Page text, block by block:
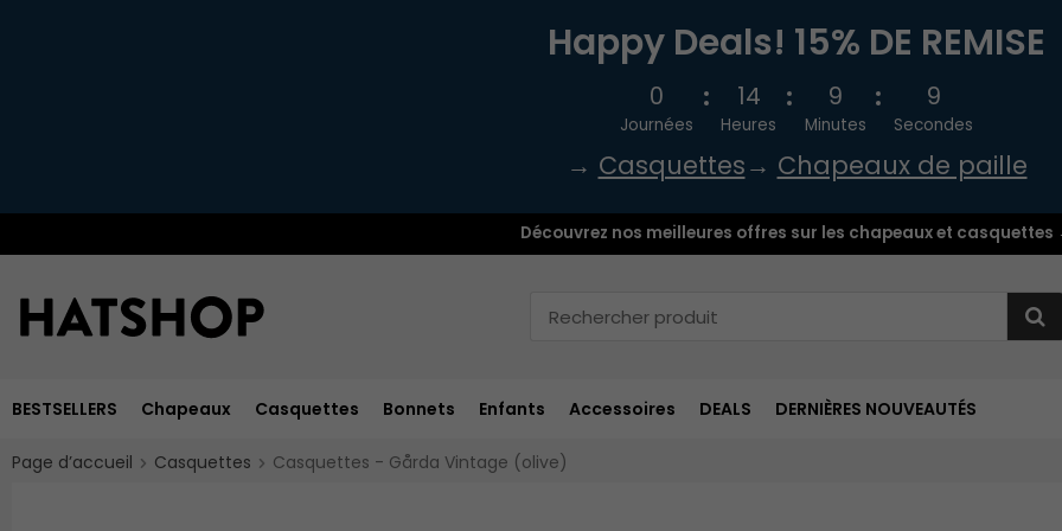
Happy Deals! 15% DE REMISE
0
Journées
14
Heures
9
Minutes
8
Secondes
→ Casquettes→ Chapeaux de paille
Découvrez nos meilleures offres sur les chapeaux et casquettes
BESTSELLERS Chapeaux Casquettes Bonnets Enfants Accessoires DEALS DERNIÈRES NOUVEAUTÉS
Page d’accueil Casquettes Casquettes - Gårda Vintage (olive)